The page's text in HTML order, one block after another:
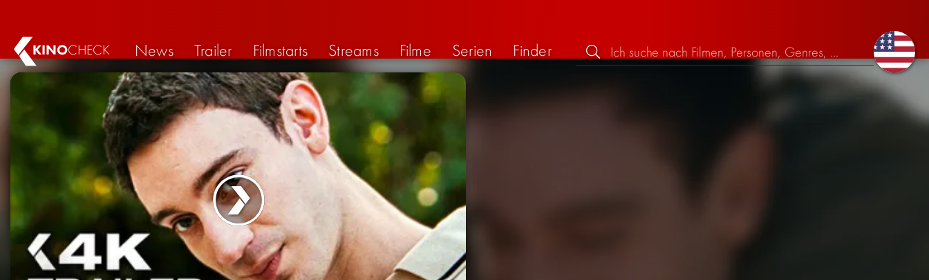
KINOCHECK News Trailer Filmstarts Streams Filme Serien Finder